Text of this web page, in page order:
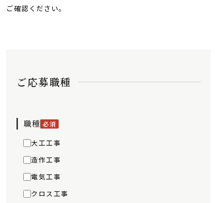
ご確認ください。
ご応募職種
職種 必須
大工工事
造作工事
電気工事
クロス工事